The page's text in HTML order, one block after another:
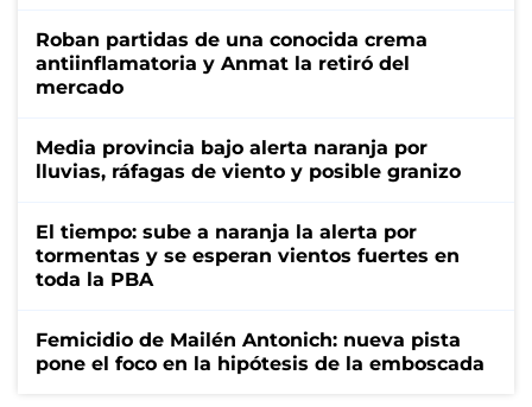
Roban partidas de una conocida crema
antiinflamatoria y Anmat la retiró del
mercado
Media provincia bajo alerta naranja por
lluvias, ráfagas de viento y posible granizo
El tiempo: sube a naranja la alerta por
tormentas y se esperan vientos fuertes en
toda la PBA
Femicidio de Mailén Antonich: nueva pista
pone el foco en la hipótesis de la emboscada